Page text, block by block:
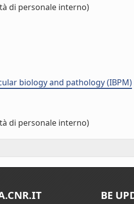
di personale interno)
biology and pathology (IBPM)
di personale interno)
BE